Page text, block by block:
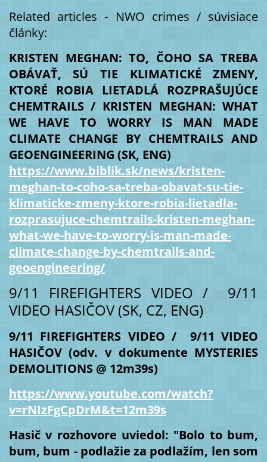
Related articles - NWO crimes / súvisiace
články:
KRISTEN MEGHAN: TO, ČOHO SA TREBA
OBÁVAŤ, SÚ TIE KLIMATICKÉ ZMENY,
KTORÉ ROBIA LIETADLÁ ROZPRAŠUJÚCE
CHEMTRAILS / KRISTEN MEGHAN: WHAT
WE HAVE TO WORRY IS MAN MADE
CLIMATE CHANGE BY CHEMTRAILS AND
GEOENGINEERING (SK, ENG)
https://www.biblik.sk/news/kristen-
meghan-to-coho-sa-treba-obavat-su-tie-
klimaticke-zmeny-ktore-robia-lietadla-
rozprasujuce-chemtrails-kristen-meghan-
what-we-have-to-worry-is-man-made-
climate-change-by-chemtrails-and-
geoengineering/
9/11 FIREFIGHTERS VIDEO / 9/11
VIDEO HASIČOV (SK, CZ, ENG)
9/11 FIREFIGHTERS VIDEO / 9/11 VIDEO
HASIČOV (odv. v dokumente MYSTERIES
DEMOLITIONS @ 12m39s)
https://www.youtube.com/watch?
v=rNIzFgCpDrM&t=12m39s
Hasič v rozhovore uviedol: "Bolo to bum,
bum, bum - podlažie za podlažím, len som